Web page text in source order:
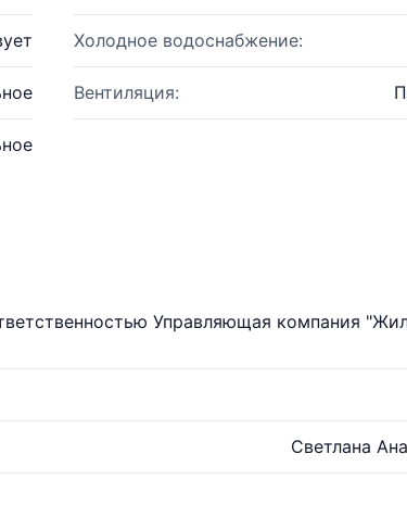
Холодное водоснабжение:
Вентиляция:
Управляющая компания
Светлана